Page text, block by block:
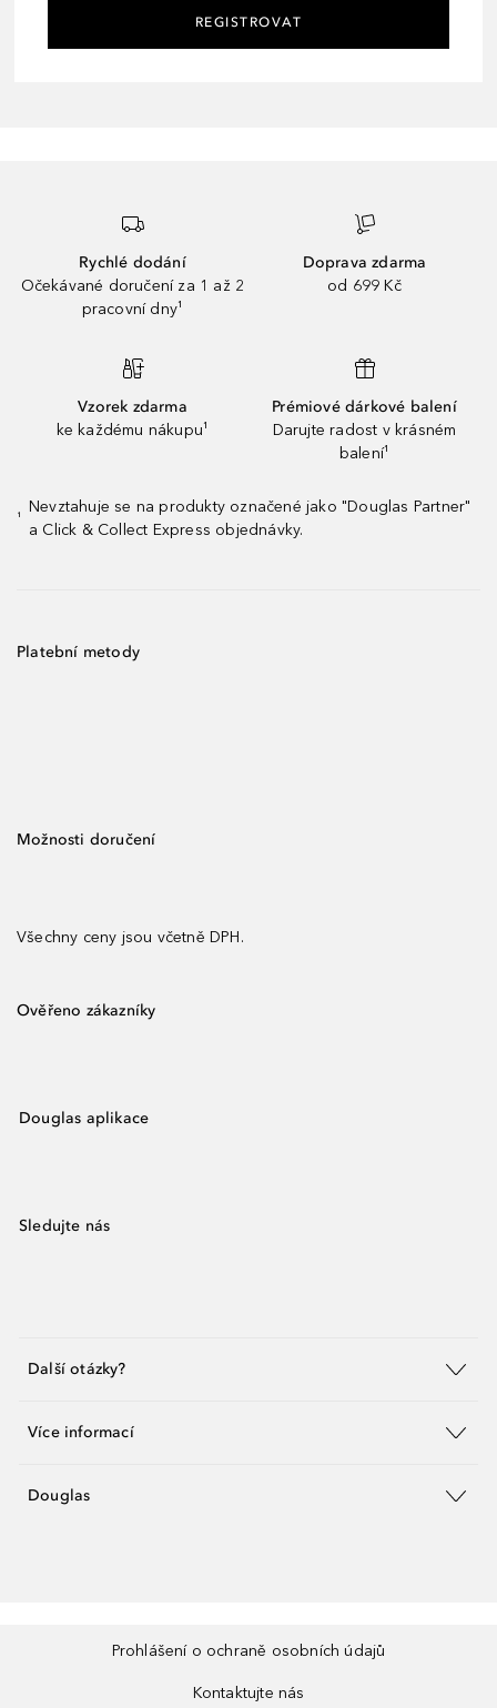
REGISTROVAT
Rychlé dodání
Očekávané doručení za 1 až 2
pracovní dny¹
Doprava zdarma
od 699 Kč
Vzorek zdarma
ke každému nákupu¹
Prémiové dárkové balení
Darujte radost v krásném
balení¹
¹
Nevztahuje se na produkty označené jako "Douglas Partner"
a Click & Collect Express objednávky.
Platební metody
Možnosti doručení
Všechny ceny jsou včetně DPH.
Ověřeno zákazníky
Douglas aplikace
Sledujte nás
Další otázky?
Více informací
Douglas
Prohlášení o ochraně osobních údajů
Kontaktujte nás